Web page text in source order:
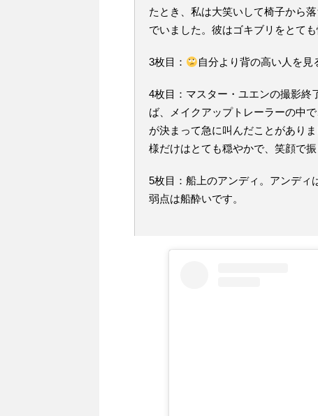
たとき、私は大笑いして椅子から
でいました。彼はゴキブリをとても
3枚目： 自分より背の高い人を見
4枚目：マスター・ユエンの撮影終
ば、メイクアップトレーラーの中
が決まって急に叫んだことがあり
様だけはとても穏やかで、笑顔で
5枚目：船上のアンディ。アンディ
弱点は船酔いです。